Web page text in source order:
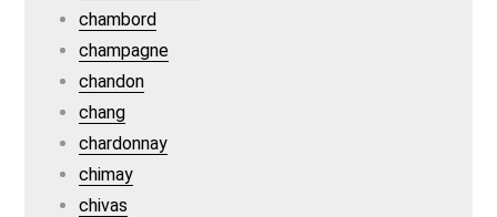
chambord
champagne
chandon
chang
chardonnay
chimay
chivas